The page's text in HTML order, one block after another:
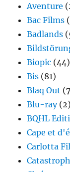
Aventure
Bac Films
Badlands
Biopic (44)
Bis (81)
Blaq Out
Blu-ray(2)
BQHL
Cape et
Carlotta